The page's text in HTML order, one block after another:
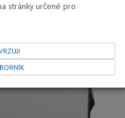
DOPRAVA ZDARMA
stránky určené pro